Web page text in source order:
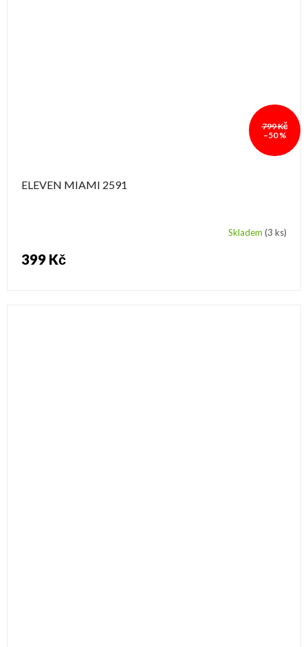
799 Kč
–50 %
ELEVEN MIAMI 2591
Skladem (3 ks)
399 Kč